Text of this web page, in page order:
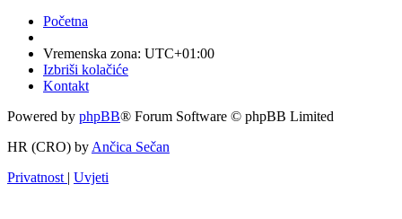
Početna
Vremenska zona: UTC+01:00
Izbriši kolačiće
Kontakt
Powered by phpBB® Forum Software © phpBB Limited
HR (CRO) byAnčica Sečan
Privatnost
Uvjeti